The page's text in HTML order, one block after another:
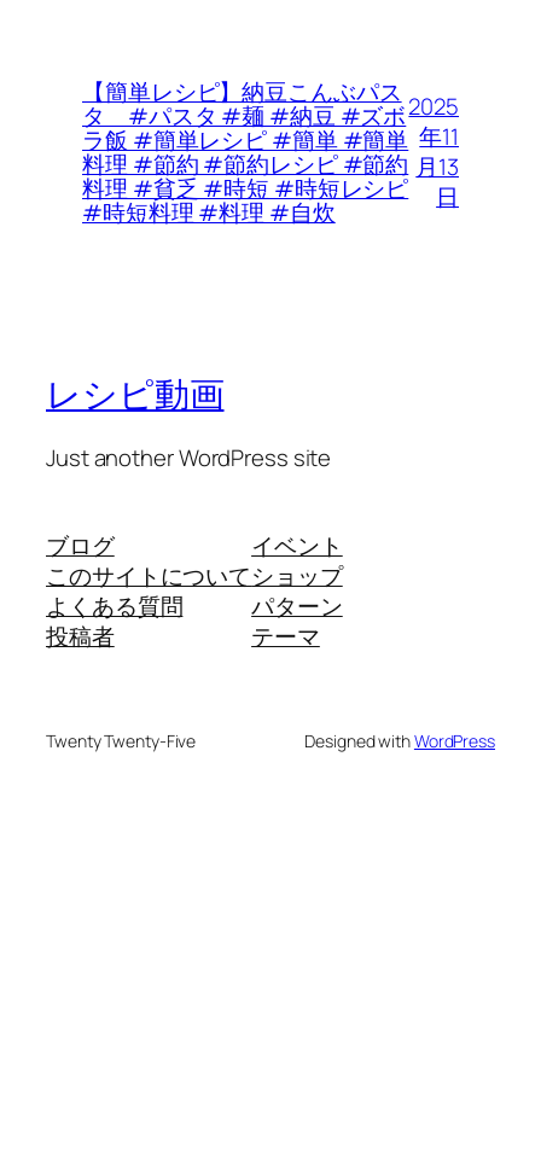
【簡単レシピ】納豆こんぶパス
タ #パスタ #麺 #納豆 #ズボ
ラ飯 #簡単レシピ #簡単 #簡単
料理 #節約 #節約レシピ #節約
料理 #貧乏 #時短 #時短レシピ
#時短料理 #料理 #自炊
2025
年11
月13
日
レシピ動画
Just another WordPress site
ブログ
このサイトについて
よくある質問
投稿者
イベント
ショップ
パターン
テーマ
Twenty Twenty-Five Designed withWordPress